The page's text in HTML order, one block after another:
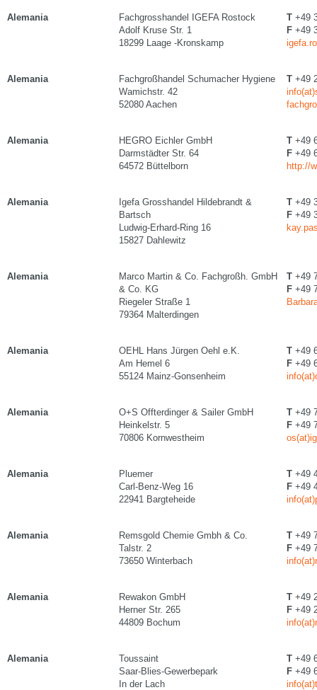
Alemania
Fachgrosshandel IGEFA Rostock
Adolf Kruse Str. 1
18299 Laage -Kronskamp
T +49
F +49
Alemania
Fachgroßhandel Schumacher Hygiene
Wamichstr. 42
52080 Aachen
T +49
Alemania
HEGRO Eichler GmbH
Darmstädter Str. 64
64572 Büttelborn
T +49
F +49
http://
Alemania
Igefa Grosshandel Hildebrandt &
Bartsch
Ludwig-Erhard-Ring 16
15827 Dahlewitz
T +49
F +49
Alemania
Marco Martin & Co. Fachgroßh. GmbH
& Co. KG
Riegeler Straße 1
79364 Malterdingen
T +49
F +49
Alemania
OEHL Hans Jürgen Oehl e.K.
Am Hemel 6
55124 Mainz-Gonsenheim
T +49
F +49
Alemania
O+S Offterdinger & Sailer GmbH
Heinkelstr. 5
70806 Kornwestheim
T +49
F +49
Alemania
Pluemer
Carl-Benz-Weg 16
22941 Bargteheide
T +49
F +49
Alemania
Remsgold Chemie Gmbh & Co.
Talstr. 2
73650 Winterbach
T +49
F +49
Alemania
Rewakon GmbH
Herner Str. 265
44809 Bochum
T +49
F +49
Alemania
Toussaint
Saar-Blies-Gewerbepark
In der Lach
T +49
F +49